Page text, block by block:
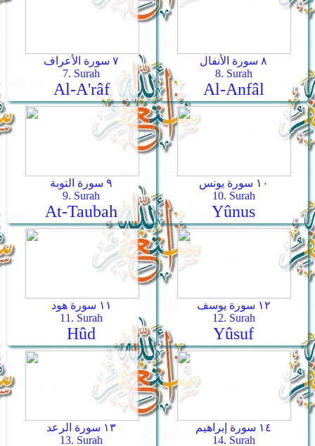
٧ سورة الأعراف
7. Surah
Al-A'râf
٨ سورة الأنفال
8. Surah
Al-Anfâl
٩ سورة التوبة
9. Surah
At-Taubah
١٠ سورة يونس
10. Surah
Yûnus
١١ سورة هود
11. Surah
Hûd
١٢ سورة يوسف
12. Surah
Yûsuf
١٣ سورة الرعد
13. Surah
١٤ سورة إبراهيم
14. Surah